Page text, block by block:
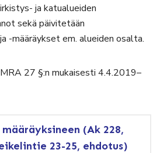
ja katualueiden
sekä päivitetään
-määräykset em. alueiden osalta.
27 §:n mukaisesti 4.4.2019–
(Ak 228,
23-25, ehdotus)